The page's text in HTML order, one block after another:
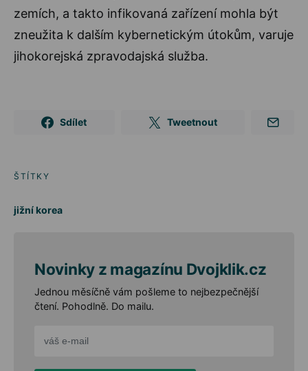
zemích, a takto infikovaná zařízení mohla být
zneužita k dalším kybernetickým útokům, varuje
jihokorejská zpravodajská služba.
Sdílet Tweetnout
ŠTÍTKY
jižní korea
Novinky z magazínu Dvojklik.cz
Jednou měsíčně vám pošleme to nejbezpečnější
čtení. Pohodlně. Do mailu.